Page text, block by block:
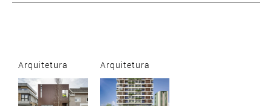
Arquitetura Arquitetura